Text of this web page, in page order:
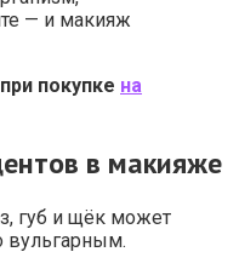
— и макияж
покупке на
в макияже
губ и щёк может
вульгарным.